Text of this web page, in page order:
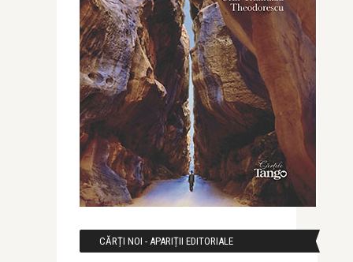
CĂRȚI NOI - APARIȚII EDITORIALE